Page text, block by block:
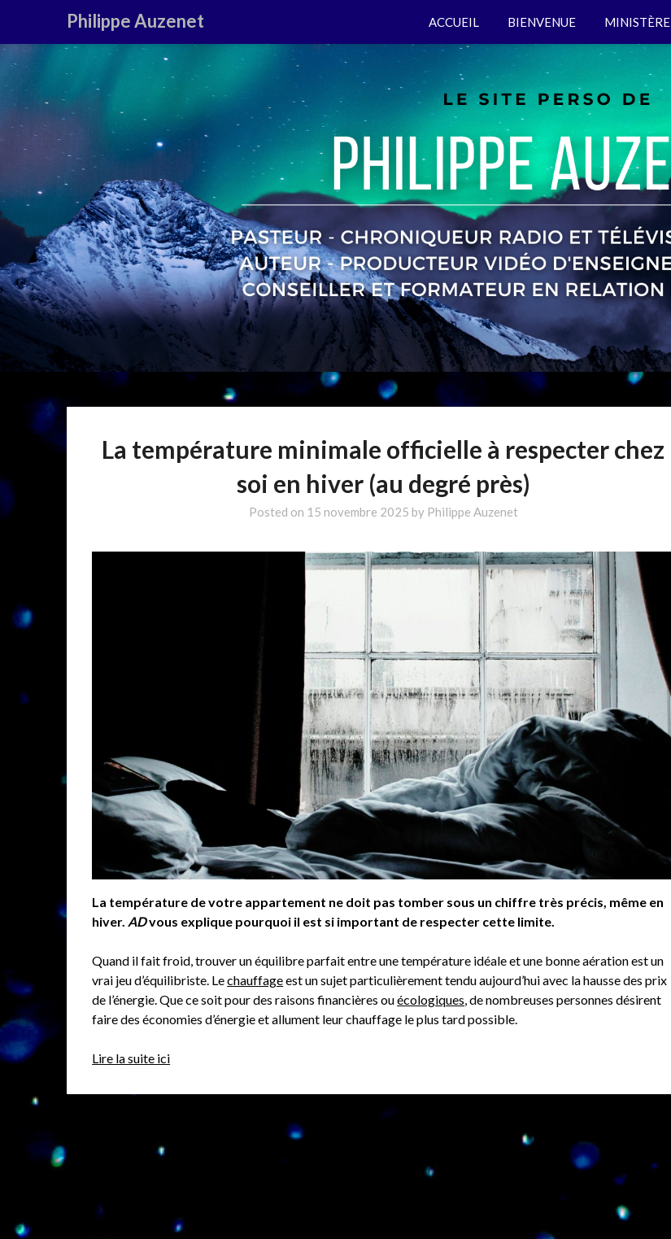
Philippe Auzenet ACCUEIL BIENVENUE MINISTÈRE
La température minimale officielle à respecter chez
soi en hiver (au degré près)
Posted on 15 novembre 2025 by Philippe Auzenet
La température de votre appartement ne doit pas tomber sous un chiffre très précis, même en
hiver. ADvous explique pourquoi il est si important de respecter cette limite.
Quand il fait froid, trouver un équilibre parfait entre une température idéale et une bonne aération est un
vrai jeu d’équilibriste. Lechauffageest un sujet particulièrement tendu aujourd’hui avec la hausse des prix
de l’énergie. Que ce soit pour des raisons financières ouécologiques, de nombreuses personnes désirent
faire des économies d’énergie et allument leur chauffage le plus tard possible.
Lire la suite ici